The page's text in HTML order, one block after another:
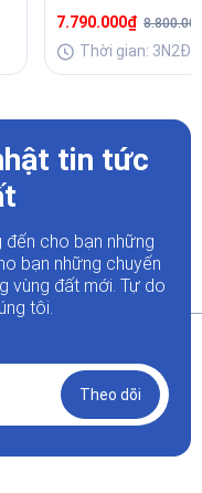
7.790.000₫
Thời gian: 3N2Đ
tin tức
đến cho bạn những
bạn những chuyến
vùng đất mới. Tự do
tôi.
Theo dõi